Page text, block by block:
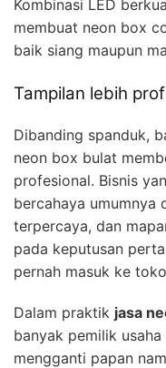
Kombinasi LED
membuat neon box
baik siang maupun
Tampilan lebih
Dibanding spanduk,
neon box bulat
profesional. Bisnis
bercahaya umumnya
terpercaya, dan
pada keputusan
pernah masuk ke
Dalam praktik jasa
banyak pemilik
mengganti papan